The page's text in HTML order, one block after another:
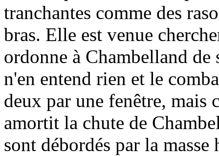
tranchantes comme des
bras. Elle est venue
ordonne à Chambelland
n'en entend rien et le
deux par une fenêtre, mais
amortit la chute de
sont débordés par la